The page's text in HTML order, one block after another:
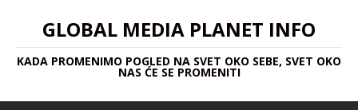
GLOBAL MEDIA PLANET INFO
KADA PROMENIMO POGLED NA SVET OKO SEBE, SVET OKO
NAS ĆE SE PROMENITI